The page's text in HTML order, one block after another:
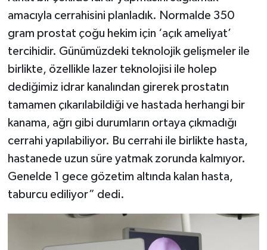
amacıyla cerrahisini planladık. Normalde 350
gram prostat çoğu hekim için ‘açık ameliyat’
tercihidir. Günümüzdeki teknolojik gelişmeler ile
birlikte, özellikle lazer teknolojisi ile holep
dediğimiz idrar kanalından girerek prostatın
tamamen çıkarılabildiği ve hastada herhangi bir
kanama, ağrı gibi durumların ortaya çıkmadığı
cerrahi yapılabiliyor. Bu cerrahi ile birlikte hasta,
hastanede uzun süre yatmak zorunda kalmıyor.
Genelde 1 gece gözetim altında kalan hasta,
taburcu ediliyor” dedi.